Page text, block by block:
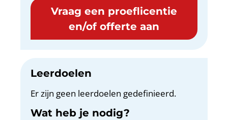
Vraag een proeflicentie
en/of offerte aan
Leerdoelen
Er zijn geen leerdoelen gedefinieerd.
Wat heb je nodig?